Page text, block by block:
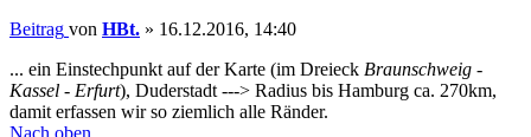
Beitrag von HBt. » 16.12.2016, 14:40
... ein Einstechpunkt auf der Karte (im Dreieck Braunschweig -
Kassel - Erfurt), Duderstadt ---> Radius bis Hamburg ca. 270km,
damit erfassen wir so ziemlich alle Ränder.
Nach oben